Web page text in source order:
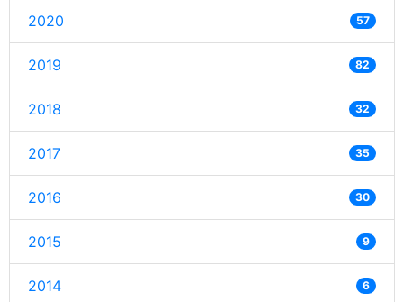
2020 57
2019 82
2018 32
2017 35
2016 30
2015 9
2014 6